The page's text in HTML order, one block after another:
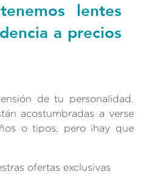
lentes
a precios
de tu personalidad.
acostumbradas a verse
o tipos, pero ¡hay que
ofertas exclusivas